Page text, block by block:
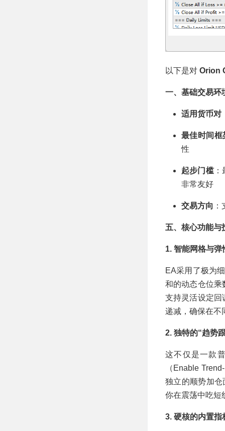
以下是对 Orion
一、基础交易环
适用货币对
最佳时间框
性
起步门槛：
非常友好
交易方向
五、核心功能与
1. 智能网格与
EA采用了极为
和的动态仓位乘
支持灵活设定回
递减，确保在不
2. 独特的“趋势
这不仅是一款
（Enable
独立的顺势加仓
你在震荡中吃短
3. 硬核的内置